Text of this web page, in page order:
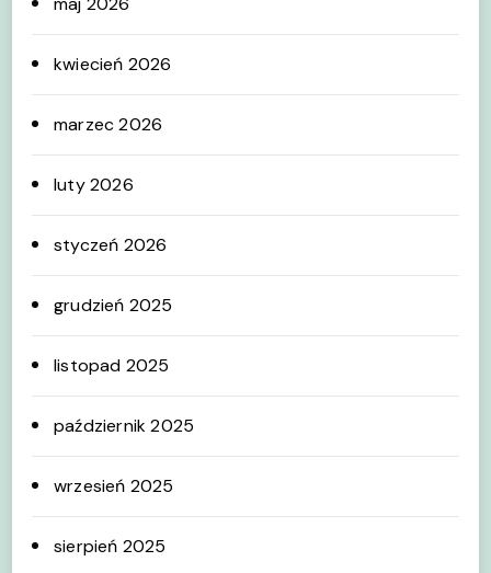
kwiecień 2026
marzec 2026
luty 2026
styczeń 2026
grudzień 2025
listopad 2025
październik 2025
wrzesień 2025
sierpień 2025